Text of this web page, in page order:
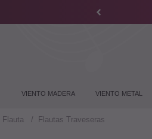
VIENTO MADERA VIENTO METAL
Flauta Flautas Traveseras